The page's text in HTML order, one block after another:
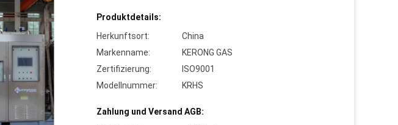
Produktdetails:
Herkunftsort:
China
Markenname:
KERONG GAS
Zertifizierung:
ISO9001
Modellnummer:
KRHS
Zahlung und Versand AGB: